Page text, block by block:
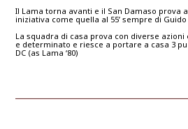
Il Lama torna avanti e il San Damaso
iniziativa come quella al 55’ sempre di
La squadra di casa prova con diverse
e determinato e riesce a portare a casa 3
DC (as Lama ‘80)